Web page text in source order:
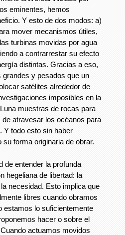
eminentes, hemos
Y esto de dos modos: a)
mover mecanismos útiles,
turbinas movidas por agua
a contrarrestar su efecto
distintas. Gracias a eso,
y pesados que un
satélites alrededor de
imposibles en la
muestras de rocas para
atravesar los océanos para
Y todo esto sin haber
forma originaria de obrar.
de entender la profunda
hegeliana de libertad: la
necesidad. Esto implica que
libres cuando obramos
estamos lo suficientemente
hacer o sobre el
actuamos movidos